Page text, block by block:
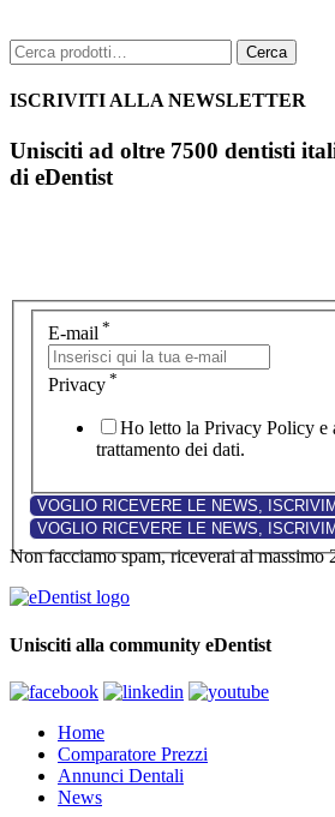
Cerca: Cerca
ISCRIVITI ALLA NEWSLETTER
Unisciti ad oltre 7500 dentisti
di eDentist
E-mail *
Privacy *
Ho letto la Privacy Policy e
trattamento dei dati.
Non facciamo spam, riceverai al massimo
Unisciti alla community eDentist
Home
Comparatore Prezzi
Annunci Dentali
News